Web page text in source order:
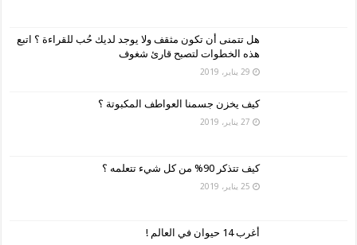
هل تتمنى أن تكون مثقف ولا يوجد لديك حُب للقراءة ؟ اتبع
هذه الخطوات لتصبح قارئ شغوف
29 يناير، 2019
كيف يخزن جسمنا العواطف المكبوتة ؟
27 يناير، 2019
كيف تتذكر 90% من كل شيء تتعلمه ؟
25 يناير، 2019
أغرب 14 حيوان في العالم !